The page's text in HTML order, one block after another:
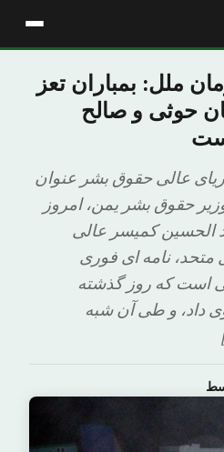
ملل: بمباران تعز
حوثی و صالح
عالی حقوق بشر عنوان
حقوق بشر یمن، امروز
الحسین کمیسر عالی
نامه ای فوری
است که روز گذشته
داد، و طی آن شبه